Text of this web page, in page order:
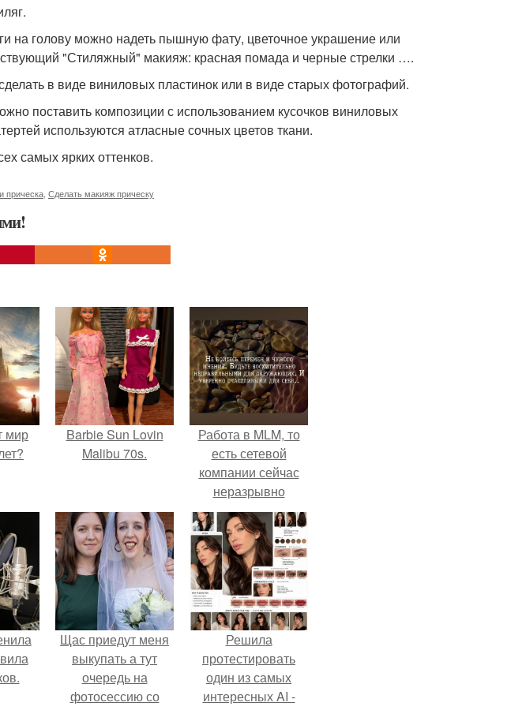
на голову можно надеть пышную фату, цветочное украшение или
"Стиляжный" макияж: красная помада и черные стрелки ….
в виде виниловых пластинок или в виде старых фотографий.
поставить композиции с использованием кусочков виниловых
используются атласные сочных цветов ткани.
самых ярких оттенков.
прическа Сделать макияж прическу
мир
Barbie Sun Lovin
Malibu 70s.
Работа в MLM, то
есть сетевой
компании сейчас
неразрывно
связана с создание
своего контента,
своей страницы в
соц сетях.
Щас приедут меня
выкупать а тут
очередь на
фотосессию со
Решила
протестировать
один из самых
интересных AI -